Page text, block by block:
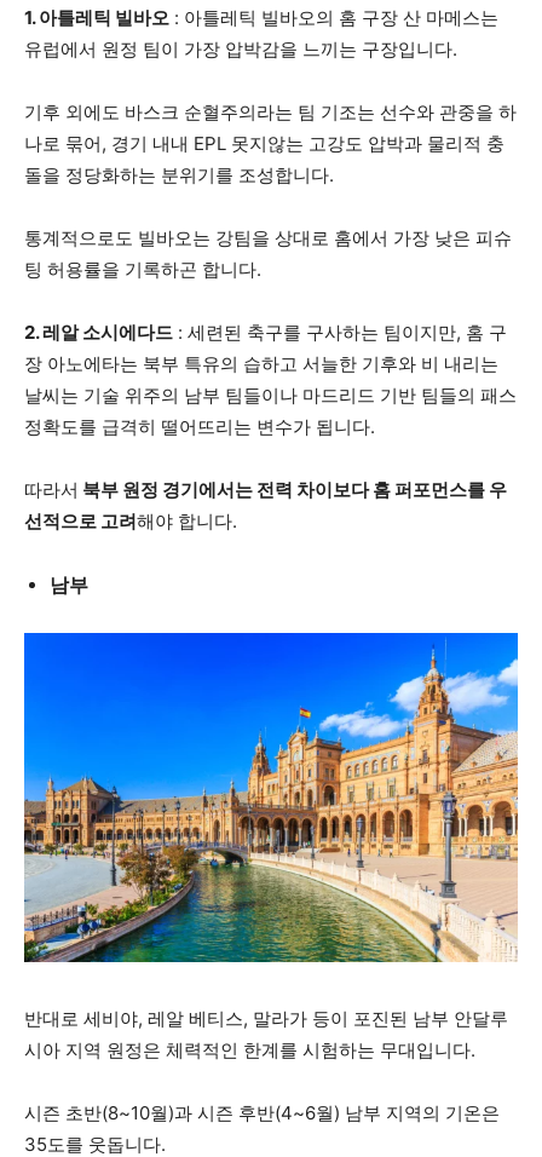
1. 아틀레틱 빌바오 : 아틀레틱 빌바오의 홈 구장 산 마메스는
유럽에서 원정 팀이 가장 압박감을 느끼는 구장입니다.
기후 외에도 바스크 순혈주의라는 팀 기조는 선수와 관중을 하
나로 묶어, 경기 내내 EPL 못지않는 고강도 압박과 물리적 충
돌을 정당화하는 분위기를 조성합니다.
통계적으로도 빌바오는 강팀을 상대로 홈에서 가장 낮은 피슈
팅 허용률을 기록하곤 합니다.
2. 레알 소시에다드 : 세련된 축구를 구사하는 팀이지만, 홈 구
장 아노에타는 북부 특유의 습하고 서늘한 기후와 비 내리는
날씨는 기술 위주의 남부 팀들이나 마드리드 기반 팀들의 패스
정확도를 급격히 떨어뜨리는 변수가 됩니다.
따라서 북부 원정 경기에서는 전력 차이보다 홈 퍼포먼스를 우
선적으로 고려해야 합니다.
남부
반대로 세비야, 레알 베티스, 말라가 등이 포진된 남부 안달루
시아 지역 원정은 체력적인 한계를 시험하는 무대입니다.
시즌 초반(8~10월)과 시즌 후반(4~6월) 남부 지역의 기온은
35도를 웃돕니다.